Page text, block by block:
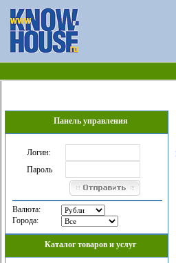
Панель управления
Логин:
Пароль
Валюта:
Города:
Каталог товаров и услуг